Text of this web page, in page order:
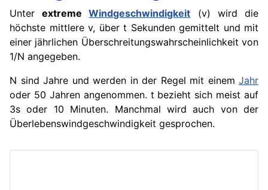
UnterextremeWindgeschwindigkeit (v) wird die
höchste mittlere v, über t Sekunden gemittelt und mit
einer jährlichen Überschreitungs­wahrscheinlichkeit von
1/N angegeben.
N sind Jahre und werden in der Regel mit einem Jahr
oder 50 Jahren angenommen. t bezieht sich meist auf
3s oder 10 Minuten. Manchmal wird auch von der
Überlebens­windgeschwindigkeit gesprochen.